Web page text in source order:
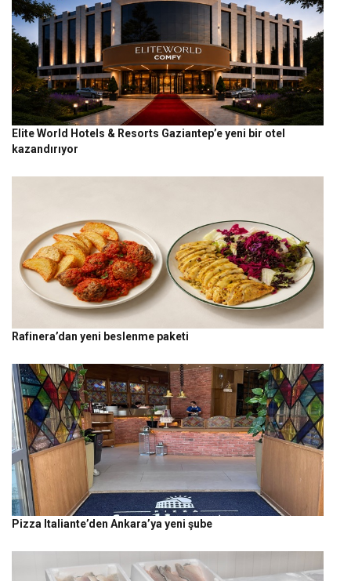
Elite World Hotels & Resorts Gaziantep’e yeni bir otel
kazandırıyor
Rafinera’dan yeni beslenme paketi
Pizza Italiante’den Ankara’ya yeni şube